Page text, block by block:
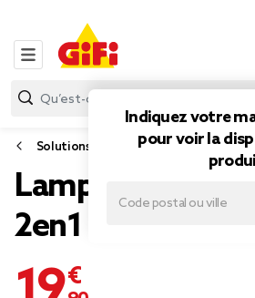
Indiquez votre
pour voir la
Solutions insecticide
Lampe UV anti-
2en1 Ø12xH24cm
19,90 €